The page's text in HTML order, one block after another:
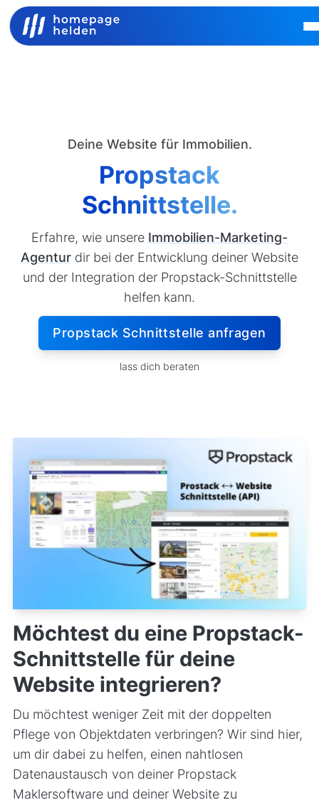
Deine Website für Immobilien.
Propstack
Schnittstelle.
Erfahre, wie unsere Immobilien-Marketing-
Agentur dir bei der Entwicklung deiner Website
und der Integration der Propstack-Schnittstelle
helfen kann.
Propstack Schnittstelle anfragen
lass dich beraten
Möchtest du eine Propstack-
Schnittstelle für deine
Website integrieren?
Du möchtest weniger Zeit mit der doppelten
Pflege von Objektdaten verbringen? Wir sind hier,
um dir dabei zu helfen, einen nahtlosen
Datenaustausch von deiner Propstack
Maklersoftware und deiner Website zu